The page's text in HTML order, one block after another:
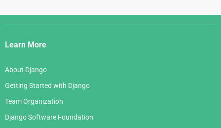
Django
Links
Learn More
About Django
Getting Started with Django
Team Organization
Django Software Foundation